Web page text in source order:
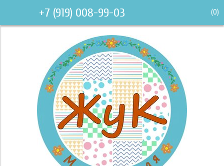
+7 (919) 008-99-03 (0)